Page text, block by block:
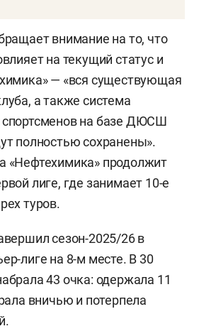
внимание на то, что
на текущий статус и
— «вся существующая
а также система
на базе ДЮСШ
полностью сохранены».
«Нефтехимика» продолжит
лиге, где занимает 10-е
туров.
сезон-2025/26 в
лиге на 8-м месте. В 30
43 очка: одержала 11
вничью и потерпела